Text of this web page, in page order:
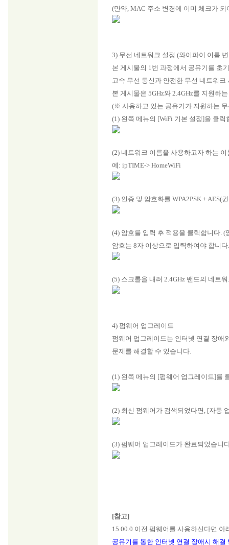
(만약, MAC 주소 변경에 이미 체크가
3) 무선 네트워크 설정 (와이파이 이름
본 게시물의 1번 과정에서 공유기를 초
고속 무선 통신과 안전한 무선 네트워
본 게시물은 5GHz와 2.4GHz를 지원하
(※ 사용하고 있는 공유기가 지원하는
(1) 왼쪽 메뉴의 [WiFi 기본 설정]을 클릭
(2) 네트워크 이름을 사용하고자 하는
예: ipTIME-> HomeWiFi
(3) 인증 및 암호화를 WPA2PSK + AES(
(4) 암호를 입력 후 적용을 클릭합니다.
암호는 8자 이상으로 입력하여야 합니
(5) 스크롤을 내려 2.4GHz 밴드의 네트
4) 펌웨어 업그레이드
펌웨어 업그레이드는 인터넷 연결 장애
문제를 해결할 수 있습니다.
(1) 왼쪽 메뉴의 [펌웨어 업그레이드]를
(2) 최신 펌웨어가 검색되었다면, [자동
(3) 펌웨어 업그레이드가 완료되었습니
[참고]
15.00.0 이전 펌웨어를 사용하신다면
공유기를 통한 인터넷 연결 장애시 해결